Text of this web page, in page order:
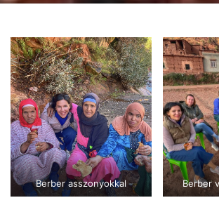
Berber asszonyokkal Berber